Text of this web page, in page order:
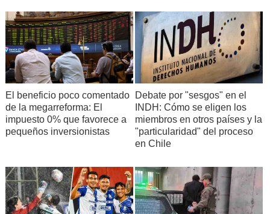
El beneficio poco comentado
de la megarreforma: El
impuesto 0% que favorece a
pequeños inversionistas
Debate por "sesgos" en el
INDH: Cómo se eligen los
miembros en otros países y la
"particularidad" del proceso
en Chile